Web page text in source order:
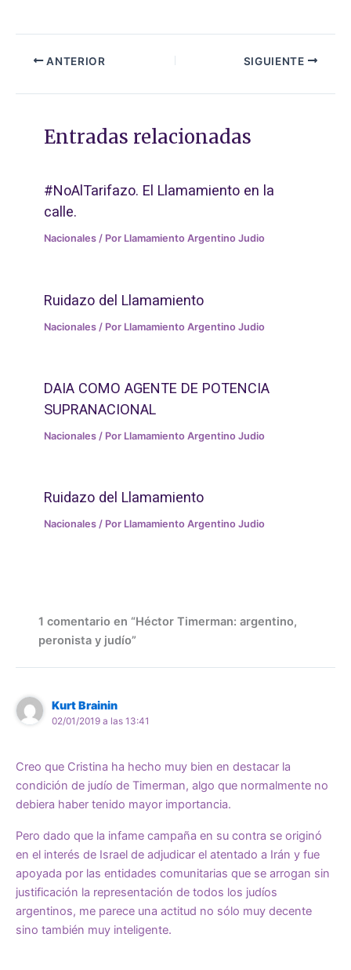
ANTERIOR SIGUIENTE
Entradas relacionadas
#NoAlTarifazo. El Llamamiento en la
calle.
Nacionales / Por Llamamiento Argentino Judio
Ruidazo del Llamamiento
Nacionales / Por Llamamiento Argentino Judio
DAIA COMO AGENTE DE POTENCIA
SUPRANACIONAL
Nacionales / Por Llamamiento Argentino Judio
Ruidazo del Llamamiento
Nacionales / Por Llamamiento Argentino Judio
1 comentario en “Héctor Timerman: argentino,
peronista y judío”
Kurt Brainin
02/01/2019 a las 13:41
Creo que Cristina ha hecho muy bien en destacar la
condición de judío de Timerman, algo que normalmente no
debiera haber tenido mayor importancia.
Pero dado que la infame campaña en su contra se originó
en el interés de Israel de adjudicar el atentado a Irán y fue
apoyada por las entidades comunitarias que se arrogan sin
justificación la representación de todos los judíos
argentinos, me parece una actitud no sólo muy decente
sino también muy inteligente.